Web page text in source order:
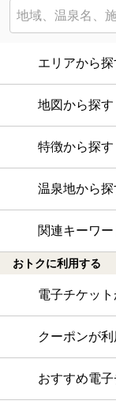
エリアから探
地図から探す
特徴から探す
温泉地から探
関連キーワ
おトクに利用する
電子チケッ
クーポンが
おすすめ電